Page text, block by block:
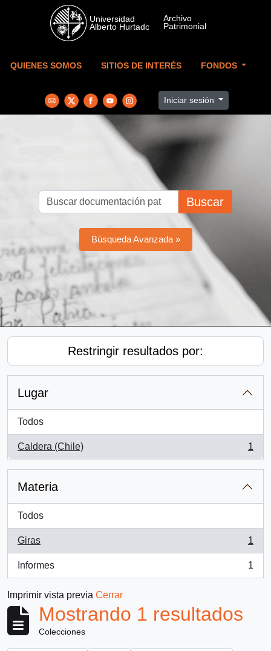
Skip to main content
QUIENES SOMOS SITIOS DE INTERÉS FONDOS
Iniciar sesión
Buscar
Búsqueda Avanzada »
Restringir resultados por:
Lugar
Todos
Caldera (Chile)
, 1 resultados
1
Materia
Todos
Giras
, 1 resultados
1
Informes
, 1 resultados
1
Imprimir vista previa Cerrar
Mostrando 1 resultados
Colecciones